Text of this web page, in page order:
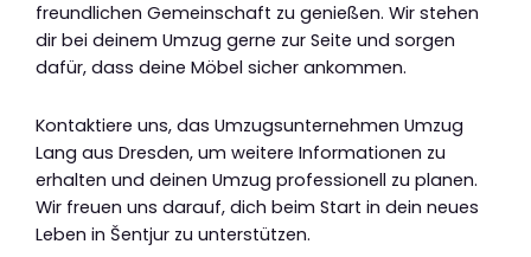
freundlichen Gemeinschaft zu genießen. Wir stehen
dir bei deinem Umzug gerne zur Seite und sorgen
dafür, dass deine Möbel sicher ankommen.
Kontaktiere uns, das Umzugsunternehmen Umzug
Lang aus Dresden, um weitere Informationen zu
erhalten und deinen Umzug professionell zu planen.
Wir freuen uns darauf, dich beim Start in dein neues
Leben in Šentjur zu unterstützen.